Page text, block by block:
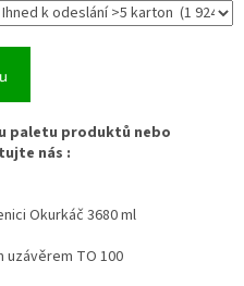
paletu produktů nebo
nás :
Okurkáč 3680 ml
uzávěrem TO 100